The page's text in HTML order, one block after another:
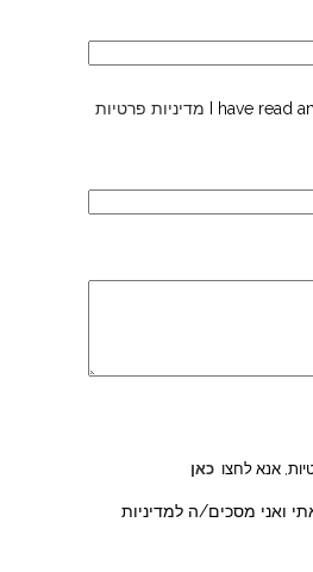
I have read מדיניות פרטיות
אנא לחצו כאן
ואני מסכים/ה למדיניות